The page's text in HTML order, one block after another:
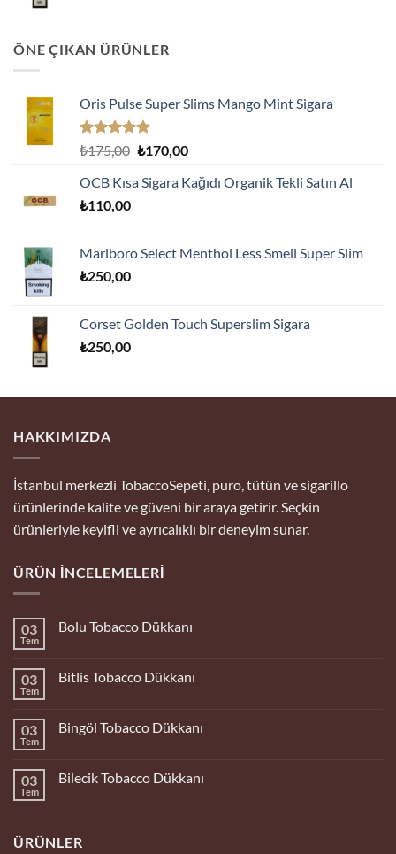
ÖNE ÇIKAN ÜRÜNLER
Oris Pulse Super Slims Mango Mint Sigara
5 üzerinden
oy
aldı
₺175,00 Orijinal
₺175,00.
₺170,00Şu
fiyat:
OCB Kısa Sigara Kağıdı Organik Tekli Satın Al
₺110,00
Marlboro Select Menthol Less Smell Super Slim
₺250,00
Corset Golden Touch Superslim Sigara
₺250,00
HAKKIMIZDA
İstanbul merkezli TobaccoSepeti, puro, tütün ve sigarillo
ürünlerinde kalite ve güveni bir araya getirir. Seçkin
ürünleriyle keyifli ve ayrıcalıklı bir deneyim sunar.
ÜRÜN İNCELEMELERI
03
Tem
Bolu Tobacco Dükkanı
Tobacco
03
Tem
Bitlis Tobacco Dükkanı
Tobacco
03
Tem
Bingöl Tobacco Dükkanı
Tobacco
03
Tem
Bilecik Tobacco Dükkanı
Dükkanı
ÜRÜNLER